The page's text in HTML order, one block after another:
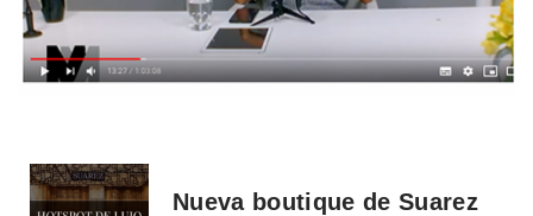
Nueva boutique de Suarez